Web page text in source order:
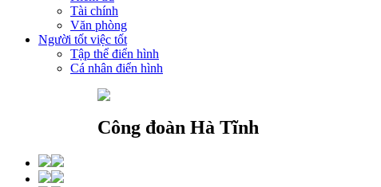
Tài chính
Văn phòng
Người tốt việc tốt
Tập thể điển hình
Cá nhân điển hình
Công đoàn Hà Tĩnh